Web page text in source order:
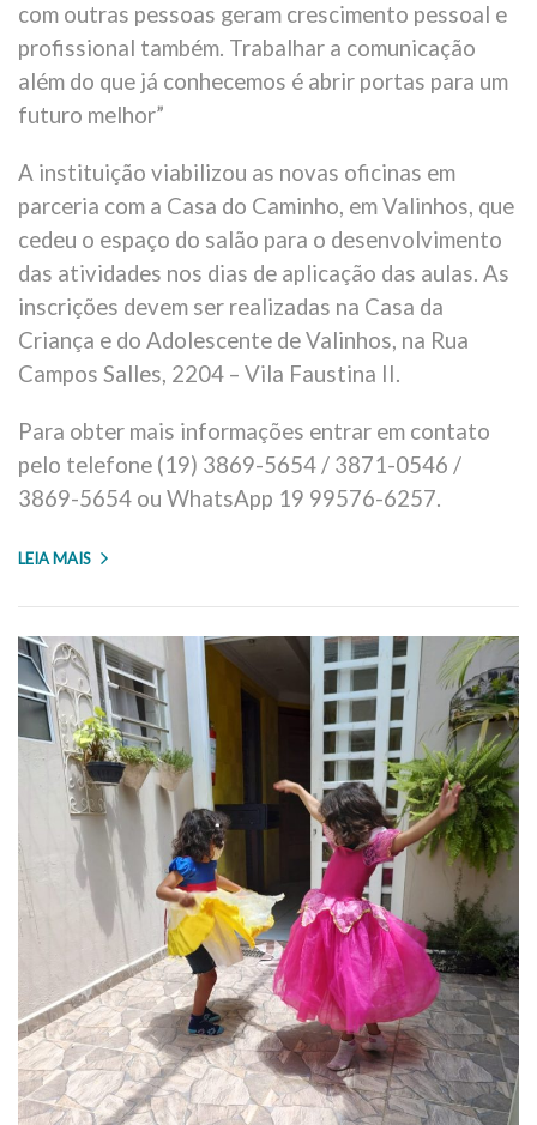
com outras pessoas geram crescimento pessoal e
profissional também. Trabalhar a comunicação
além do que já conhecemos é abrir portas para um
futuro melhor”
A instituição viabilizou as novas oficinas em
parceria com a Casa do Caminho, em Valinhos, que
cedeu o espaço do salão para o desenvolvimento
das atividades nos dias de aplicação das aulas. As
inscrições devem ser realizadas na Casa da
Criança e do Adolescente de Valinhos, na Rua
Campos Salles, 2204 – Vila Faustina II.
Para obter mais informações entrar em contato
pelo telefone (19) 3869-5654 / 3871-0546 /
3869-5654 ou WhatsApp 19 99576-6257.
LEIA MAIS